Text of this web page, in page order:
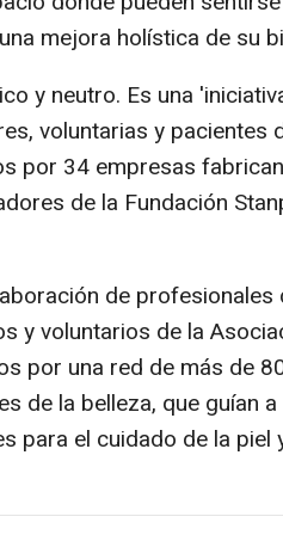
mejora holística de su
y neutro. Es una
voluntarias y pacientes
por 34 empresas
de la Fundación
de profesionales
y voluntarios de la
por una red de más de
de la belleza, que guían
para el cuidado de la piel